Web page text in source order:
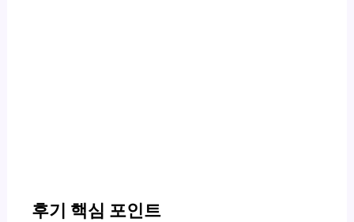
후기 핵심 포인트